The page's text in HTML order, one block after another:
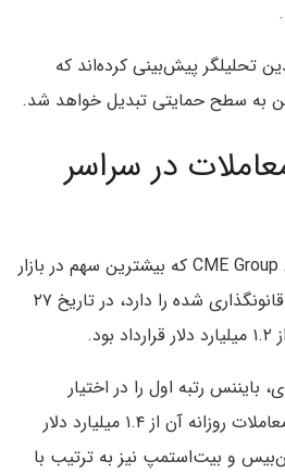
تحلیلگر پیش‌بینی کرده‌اند که
در سراسر
بازار بورس شیکاگو یا همان CME Group که بیشترین سهم در بازار
قراردادهای آتی بیت کوین قانونگذاری شده را دارد، در تاریخ ۲۷
رتبه اول را در اختیار
داشت، به طوری که حجم معاملات روزانه آن از ۱.۴ میلیارد دلار
و بیت‌استمپ نیز به ترتیب با